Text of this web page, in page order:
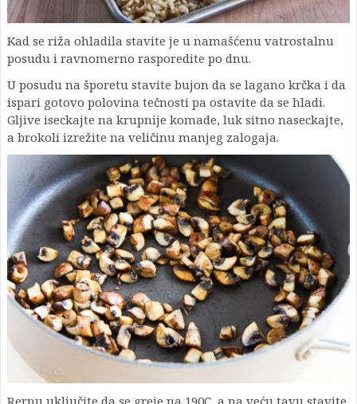
Kad se riža ohladila stavite je u namašćenu vatrostalnu
posudu i ravnomerno rasporedite po dnu.
U posudu na šporetu stavite bujon da se lagano krčka i da
ispari gotovo polovina tečnosti pa ostavite da se hladi.
Gljive iseckajte na krupnije komade, luk sitno naseckajte,
a brokoli izrežite na veličinu manjeg zalogaja.